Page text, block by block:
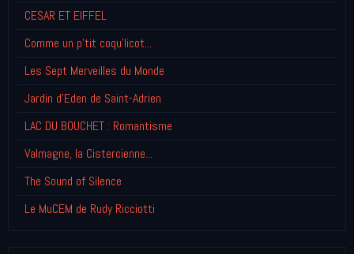
CESAR ET EIFFEL
Comme un p'tit coqu'licot...
Les Sept Merveilles du Monde
Jardin d'Eden de Saint-Adrien
LAC DU BOUCHET : Romantisme
Valmagne, la Cistercienne...
The Sound of Silence
Le MuCEM de Rudy Ricciotti